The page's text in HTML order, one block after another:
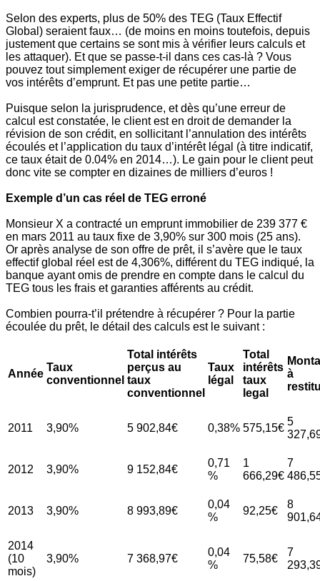
Selon des experts, plus de 50% des TEG (Taux Effectif
Global) seraient faux… (de moins en moins toutefois, depuis
justement que certains se sont mis à vérifier leurs calculs et
les attaquer). Et que se passe-t-il dans ces cas-là ? Vous
pouvez tout simplement exiger de récupérer une partie de
vos intérêts d’emprunt. Et pas une petite partie…
Puisque selon la jurisprudence, et dès qu’une erreur de
calcul est constatée, le client est en droit de demander la
révision de son crédit, en sollicitant l’annulation des intérêts
écoulés et l’application du taux d’intérêt légal (à titre indicatif,
ce taux était de 0.04% en 2014…). Le gain pour le client peut
donc vite se compter en dizaines de milliers d’euros !
Exemple d’un cas réel de TEG erroné
Monsieur X a contracté un emprunt immobilier de 239 377 €
en mars 2011 au taux fixe de 3,90% sur 300 mois (25 ans).
Or après analyse de son offre de prêt, il s’avère que le taux
effectif global réel est de 4,306%, différent du TEG indiqué, la
banque ayant omis de prendre en compte dans le calcul du
TEG tous les frais et garanties afférents au crédit.
Combien pourra-t’il prétendre à récupérer ? Pour la partie
écoulée du prêt, le détail des calculs est le suivant :
Année
Taux
conventionnel
Total intérêts
perçus au
taux
conventionnel
Taux
légal
Total
intérêts
taux
legal
à
2011 3,90% 5 902,84€ 0,38% 575,15€
5
2012 3,90% 9 152,84€
0,71
%
1
666,29€
7
2013 3,90% 8 993,89€
0,04
%
92,25€
8
2014
(10
mois)
3,90% 7 368,97€
0,04
%
75,58€
7